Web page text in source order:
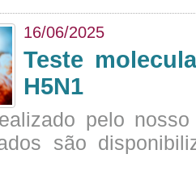
16/06/2025
Teste
H5N1
pelo
são